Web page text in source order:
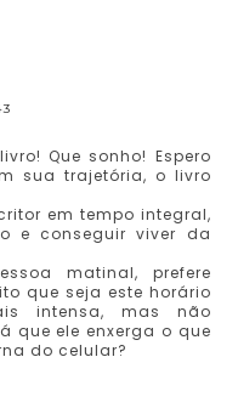
Que sonho! Espero
sua trajetória, o livro
em tempo integral,
e conseguir viver da
matinal, prefere
que seja este horário
intensa, mas não
que ele enxerga o que
do celular?